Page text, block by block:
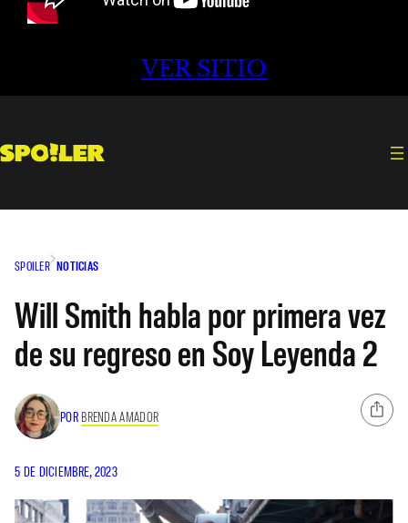
VER SITIO
SPOILER NOTICIAS
Will Smith habla por primera vez
de su regreso en Soy Leyenda 2
POR BRENDA AMADOR
5 DE DICIEMBRE, 2023